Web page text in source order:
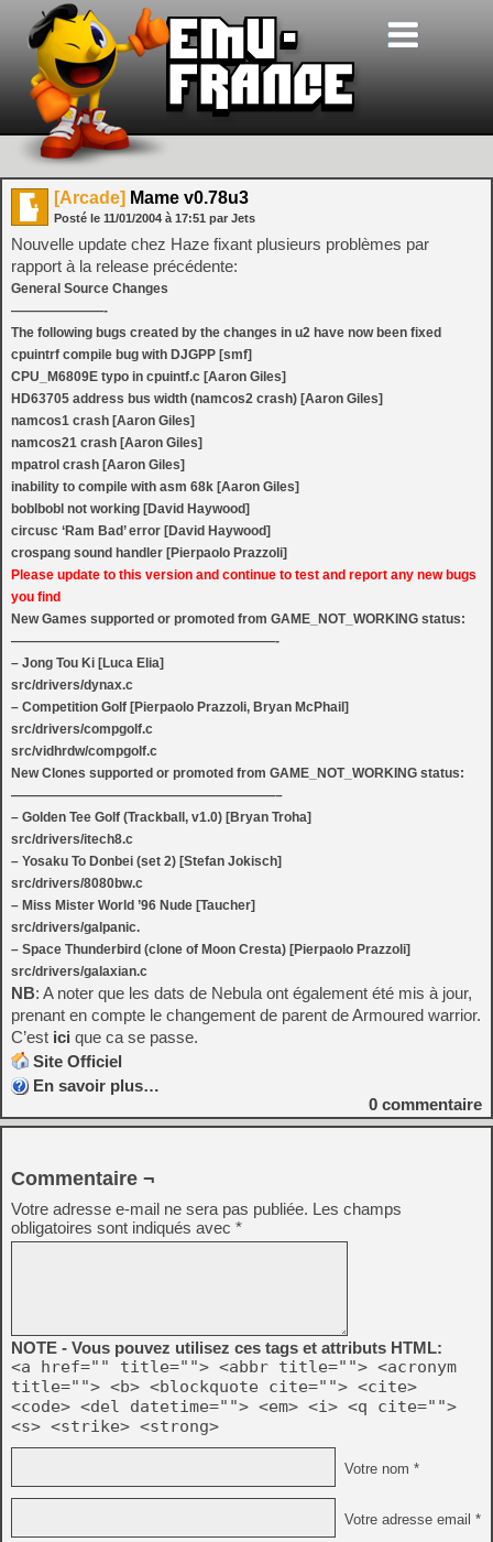
[Arcade] Mame v0.78u3
Posté le 11/01/2004 à 17:51 par Jets
Nouvelle update chez Haze fixant plusieurs problèmes par
rapport à la release précédente:
General Source Changes
———————-
The following bugs created by the changes in u2 have now been fixed
cpuintrf compile bug with DJGPP [smf]
CPU_M6809E typo in cpuintf.c [Aaron Giles]
HD63705 address bus width (namcos2 crash) [Aaron Giles]
namcos1 crash [Aaron Giles]
namcos21 crash [Aaron Giles]
mpatrol crash [Aaron Giles]
inability to compile with asm 68k [Aaron Giles]
boblbobl not working [David Haywood]
circusc ‘Ram Bad’ error [David Haywood]
crospang sound handler [Pierpaolo Prazzoli]
Please update to this version and continue to test and report any new bugs
you find
New Games supported or promoted from GAME_NOT_WORKING status:
————————————————————-
– Jong Tou Ki [Luca Elia]
src/drivers/dynax.c
– Competition Golf [Pierpaolo Prazzoli, Bryan McPhail]
src/drivers/compgolf.c
src/vidhrdw/compgolf.c
New Clones supported or promoted from GAME_NOT_WORKING status:
————————————————————–
– Golden Tee Golf (Trackball, v1.0) [Bryan Troha]
src/drivers/itech8.c
– Yosaku To Donbei (set 2) [Stefan Jokisch]
src/drivers/8080bw.c
– Miss Mister World ’96 Nude [Taucher]
src/drivers/galpanic.
– Space Thunderbird (clone of Moon Cresta) [Pierpaolo Prazzoli]
src/drivers/galaxian.c
NB: A noter que les dats de Nebula ont également été mis à jour,
prenant en compte le changement de parent de Armoured warrior.
C’est ici que ca se passe.
Site Officiel
En savoir plus…
0 commentaire
Commentaire ¬
Votre adresse e-mail ne sera pas publiée. Les champs
obligatoires sont indiqués avec *
NOTE - Vous pouvez utilisez ces tags et attributs HTML:
<a href="" title=""> <abbr title=""> <acronym
title=""> <b> <blockquote cite=""> <cite>
<code> <del datetime=""> <em> <i> <q cite="">
<s> <strike> <strong>
Votre nom *
Votre adresse email *